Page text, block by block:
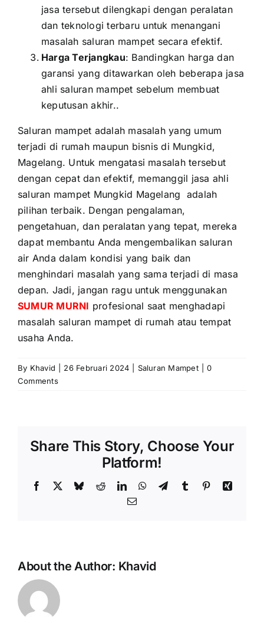
jasa tersebut dilengkapi dengan peralatan
dan teknologi terbaru untuk menangani
masalah saluran mampet secara efektif.
Harga Terjangkau: Bandingkan harga dan
garansi yang ditawarkan oleh beberapa jasa
ahli saluran mampet sebelum membuat
keputusan akhir..
Saluran mampet adalah masalah yang umum
terjadi di rumah maupun bisnis di Mungkid,
Magelang. Untuk mengatasi masalah tersebut
dengan cepat dan efektif, memanggil jasa ahli
saluran mampet Mungkid Magelang adalah
pilihan terbaik. Dengan pengalaman,
pengetahuan, dan peralatan yang tepat, mereka
dapat membantu Anda mengembalikan saluran
air Anda dalam kondisi yang baik dan
menghindari masalah yang sama terjadi di masa
depan. Jadi, jangan ragu untuk menggunakan
SUMUR MURNI profesional saat menghadapi
masalah saluran mampet di rumah atau tempat
usaha Anda.
By Khavid 26 Februari 2024 Saluran Mampet
0
Comments
Share This Story, Choose Your
Platform!
Facebook BlueskyRedditLinkedInWhatsApp
TelegramTumblr PinterestXing
Email
About the Author: Khavid